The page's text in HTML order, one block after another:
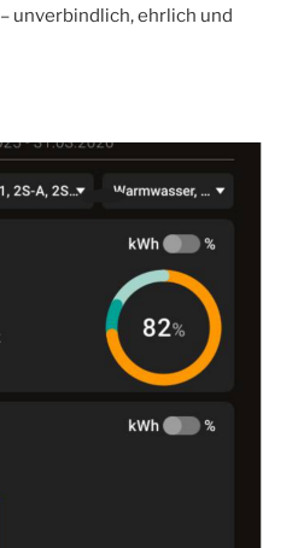
unverbindlich, ehrlich und